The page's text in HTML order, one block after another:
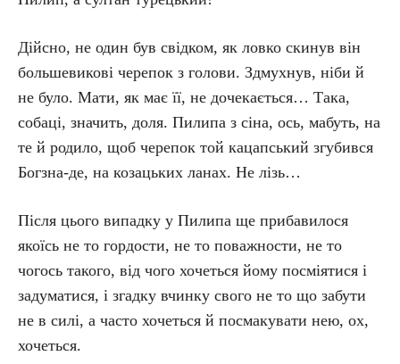
Дійсно, не один був свідком, як ловко скинув він
большевикові черепок з голови. Здмухнув, ніби й
не було. Мати, як має її, не дочекається… Така,
собаці, значить, доля. Пилипа з сіна, ось, мабуть, на
те й родило, щоб черепок той кацапський згубився
Богзна-де, на козацьких ланах. Не лізь…
Після цього випадку у Пилипа ще прибавилося
якоїсь не то гордости, не то поважности, не то
чогось такого, від чого хочеться йому посміятися і
задуматися, і згадку вчинку свого не то що забути
не в силі, а часто хочеться й посмакувати нею, ох,
хочеться.